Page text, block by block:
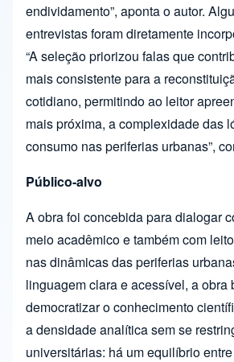
endividamento”, aponta o autor.
entrevistas foram diretamente
“A seleção priorizou falas que
mais consistente para a
cotidiano, permitindo ao leitor
mais próxima, a complexidade das
consumo nas periferias urbanas”,
Público-alvo
A obra foi concebida para dialogar
meio acadêmico e também com
nas dinâmicas das periferias
linguagem clara e acessível, a obra
democratizar o conhecimento
a densidade analítica sem se
universitárias: há um equilíbrio